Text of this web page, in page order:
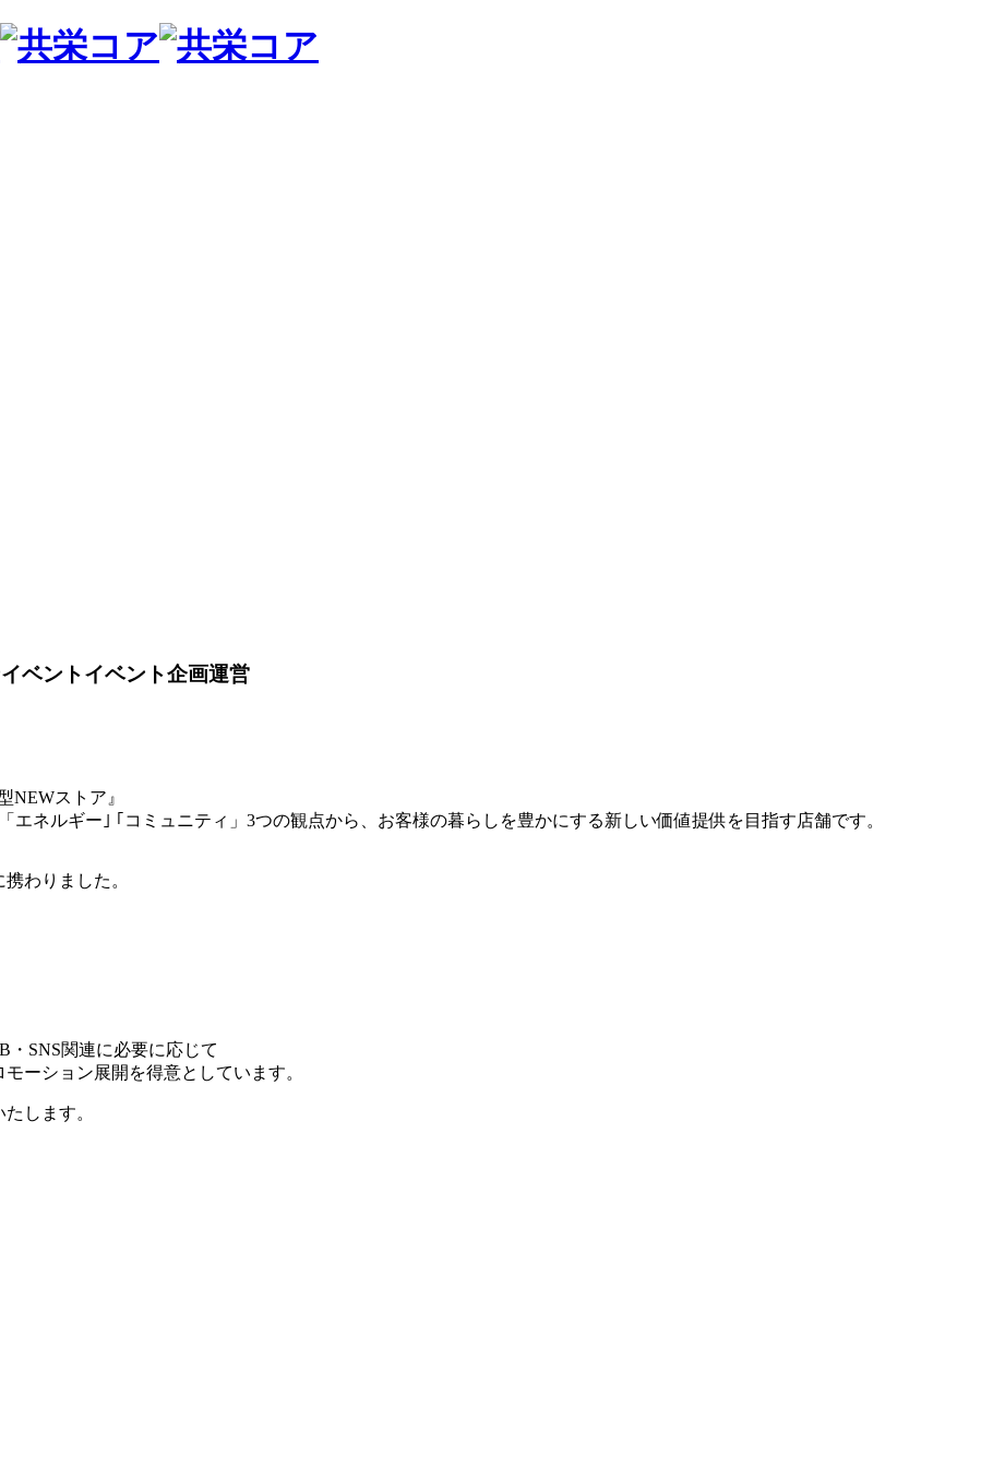
ベントイベント企画運営
NEWストア』
ネルギー｣ ｢コミュニティ」3つの観点から、お客様の暮らしを豊かにする新しい価値提供を目指す店舗です。
わりました。
SNS関連に必要に応じて
ーション展開を得意としています。
します。